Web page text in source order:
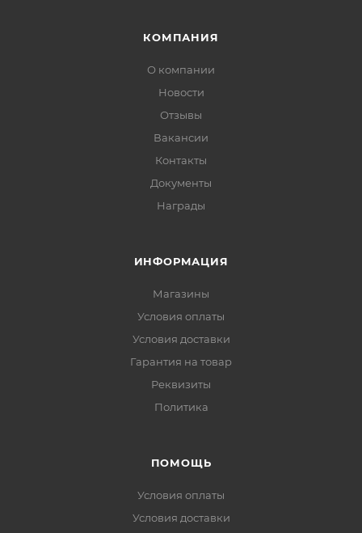
КОМПАНИЯ
О компании
Новости
Отзывы
Вакансии
Контакты
Документы
Награды
ИНФОРМАЦИЯ
Магазины
Условия оплаты
Условия доставки
Гарантия на товар
Реквизиты
Политика
ПОМОЩЬ
Условия оплаты
Условия доставки